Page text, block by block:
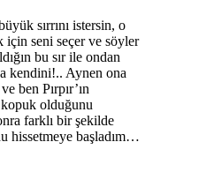
sırrını istersin, o
için seni seçer ve söyler
bu sır ile ondan
kendini!.. Aynen ona
ben Pırpır’ın
kopuk olduğunu
farklı bir şekilde
hissetmeye başladım…